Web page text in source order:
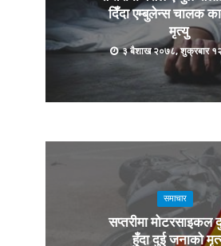
दिँदा एम्बुलेन्स चालक
मृत्यु
३ बैशाख २०७८, शुक्रबार
समाचार
सप्तरीमा मोटरसाइकल
हुँदा दुई जनाको